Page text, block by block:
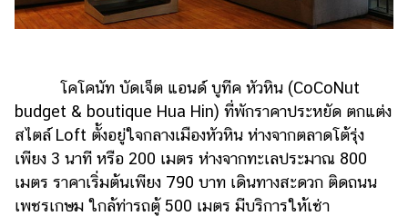
โคโคนัท บัดเจ็ต แอนด์ บูทีค หัวหิน (CoCoNut
budget & boutique Hua Hin) ที่พักราคาประหยัด ตกแต่ง
สไตล์ Loft ตั้งอยู่ใจกลางเมืองหัวหิน ห่างจากตลาดโต้รุ่ง
เพียง 3 นาที หรือ 200 เมตร ห่างจากทะเลประมาณ 800
เมตร ราคาเริ่มต้นเพียง 790 บาท เดินทางสะดวก ติดถนน
เพชรเกษม ใกล้ท่ารถตู้ 500 เมตร มีบริการให้เช่า